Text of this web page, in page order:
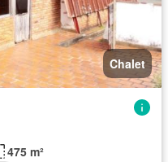
Chalet
475 m²